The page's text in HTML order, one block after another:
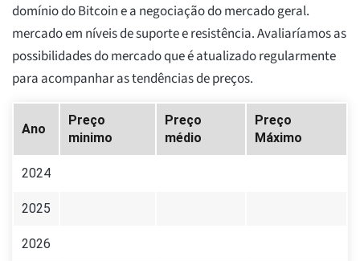
domínio do Bitcoin e a negociação do mercado geral.
mercado em níveis de suporte e resistência. Avaliaríamos as
possibilidades do mercado que é atualizado regularmente
para acompanhar as tendências de preços.
Ano
Preço
minimo
Preço
médio
Preço
Máximo
2024
2025
2026